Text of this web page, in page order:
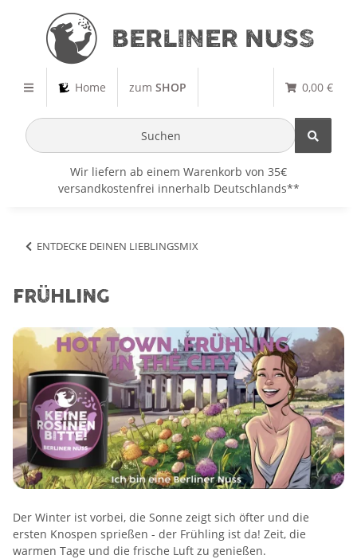
Home zum SHOP 0,00 €
Wir liefern ab einem Warenkorb von 35€
versandkostenfrei innerhalb Deutschlands**
ENTDECKE DEINEN LIEBLINGSMIX
FRÜHLING
Der Winter ist vorbei, die Sonne zeigt sich öfter und die
ersten Knospen sprießen - der Frühling ist da! Zeit, die
warmen Tage und die frische Luft zu genießen.